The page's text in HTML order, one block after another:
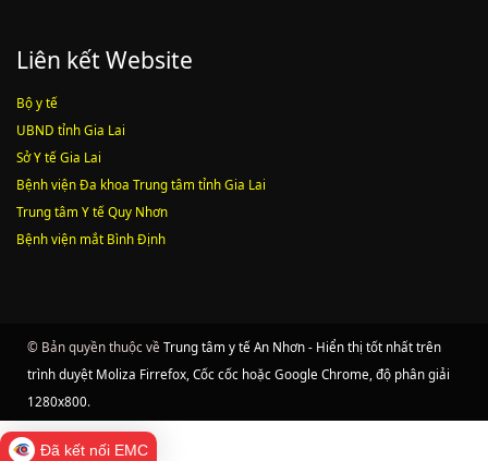
Liên kết Website
Bộ y tế
UBND tỉnh Gia Lai
Sở Y tế Gia Lai
Bệnh viện Đa khoa Trung tâm tỉnh Gia Lai
Trung tâm Y tế Quy Nhơn
Bệnh viện mắt Bình Định
© Bản quyền thuộc về Trung tâm y tế An Nhơn - Hiển thị tốt nhất trên
trình duyệt Moliza Firrefox, Cốc cốc hoặc Google Chrome, độ phân giải
1280x800.
Đã kết nối EMC